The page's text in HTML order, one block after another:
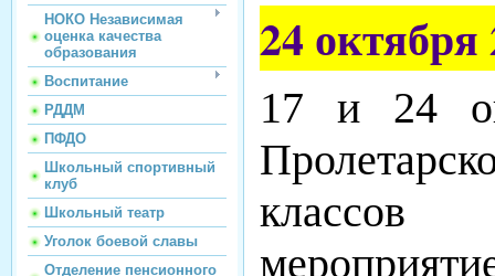
НОКО Независимая
оценка качества
образования
Воспитание
РДДМ
ПФДО
Школьный спортивный
клуб
Школьный театр
Уголок боевой славы
Отделение пенсионного
24 октября
17 и 24